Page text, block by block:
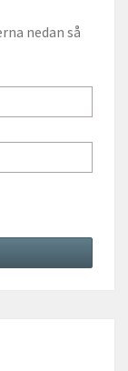
nedan så